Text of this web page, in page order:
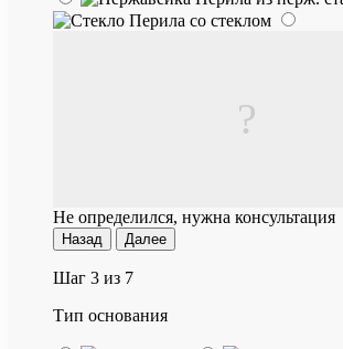
Перила со стеклом
?
Не определился, нужна консультация
Назад Далее
Шаг 3 из 7
Тип основания